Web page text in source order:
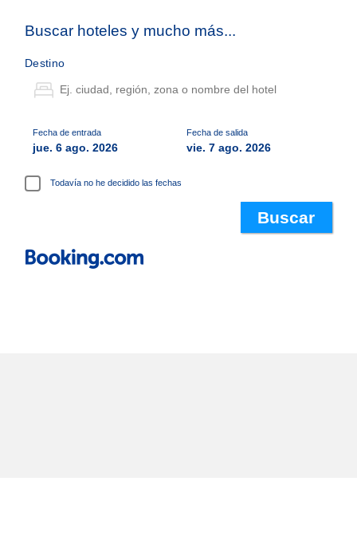
Buscar hoteles y mucho más...
Destino
Fecha de entrada
jue. 6 ago. 2026
Fecha de salida
vie. 7 ago. 2026
Todavía no he decidido las fechas